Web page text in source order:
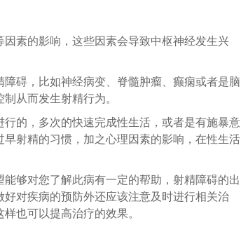
素的影响，这些因素会导致中枢神经发生兴
碍，比如神经病变、脊髓肿瘤、癫痫或者是脑
从而发生射精行为。
的，多次的快速完成性生活，或者是有施暴意
射精的习惯，加之心理因素的影响，在性生活
够对您了解此病有一定的帮助，射精障碍的出
对疾病的预防外还应该注意及时进行相关治
也可以提高治疗的效果。